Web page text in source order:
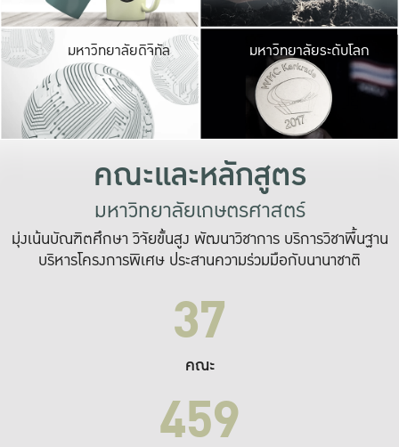
มหาวิทยาลัยดิจิทัล มหาวิ
เปลี่ยนแปลง แล
เพื่อทำง
ระบบสารสนเทศ
มหาวิทยาลัยระดับโลก
คณะและหลักสูตร
มหาวิทยาลัยเกษตรศาสตร์
มุ่งเน้นบัณฑิตศึกษา วิจัยขั้นสูง พัฒนาวิชาการ บริการวิชาพื้นฐาน
บริหารโครงการพิเศษ ประสานความร่วมมือกับนานาชาติ
37
คณะ
459